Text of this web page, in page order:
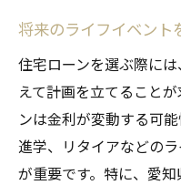
将来のライフイベント
住宅ローンを選ぶ際に
えて計画を立てること
ンは金利が変動する可
進学、リタイアなどの
が重要です。特に、愛知